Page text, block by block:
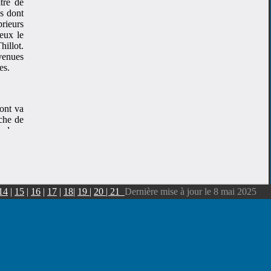
de
dont
le
va
de
| 15 | 16 | 17 | 18| 19 | 20 | 21 Dernière mise à jour le 8 mai 2025